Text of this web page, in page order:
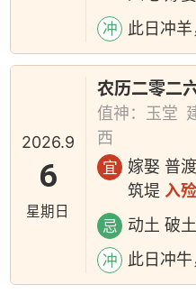
冲 此日冲
2026.9
6
星期日
农历二零二
值神：玉堂
西
宜
嫁娶 普
筑堤入殓
忌 动土 破
冲 此日冲